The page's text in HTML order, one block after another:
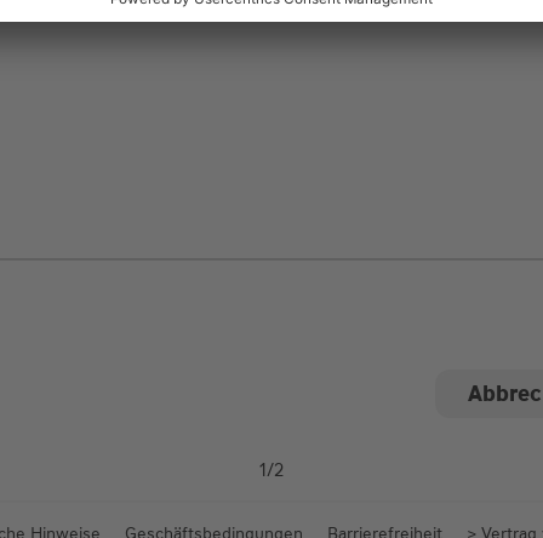
1/2
Hinweise Geschäftsbedingungen Barrierefreiheit >